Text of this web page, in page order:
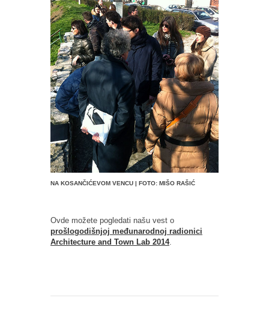
NA KOSANČIĆEVOM VENCU | FOTO: MIŠO RAŠIĆ
Ovde možete pogledati našu vest o
prošlogodišnjoj međunarodnoj radionici
Architecture and Town Lab 2014.